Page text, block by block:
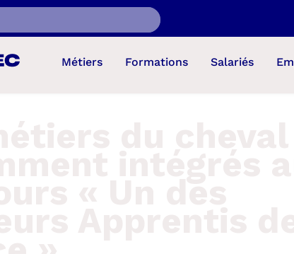
Métiers Formations Salariés